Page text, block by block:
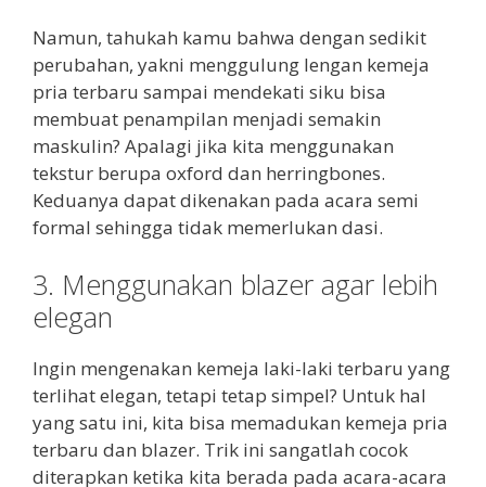
Namun, tahukah kamu bahwa dengan sedikit
perubahan, yakni menggulung lengan kemeja
pria terbaru sampai mendekati siku bisa
membuat penampilan menjadi semakin
maskulin? Apalagi jika kita menggunakan
tekstur berupa oxford dan herringbones.
Keduanya dapat dikenakan pada acara semi
formal sehingga tidak memerlukan dasi.
3. Menggunakan blazer agar lebih
elegan
Ingin mengenakan kemeja laki-laki terbaru yang
terlihat elegan, tetapi tetap simpel? Untuk hal
yang satu ini, kita bisa memadukan kemeja pria
terbaru dan blazer. Trik ini sangatlah cocok
diterapkan ketika kita berada pada acara-acara